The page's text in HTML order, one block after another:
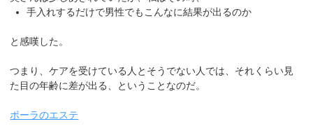
手入れするだけで男性でもこんなに結果が出るのか
と感嘆した。
つまり、ケアを受けている人とそうでない人では、それくらい見
た目の年齢に差が出る、ということなのだ。
ポーラのエステ